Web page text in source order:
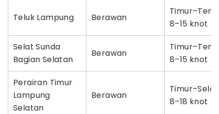
Teluk Lampung Berawan
8–15 knot
Selat Sunda
Bagian Selatan
Berawan
8–15 knot
Perairan Timur
Lampung
Selatan
Berawan
8–18 knot